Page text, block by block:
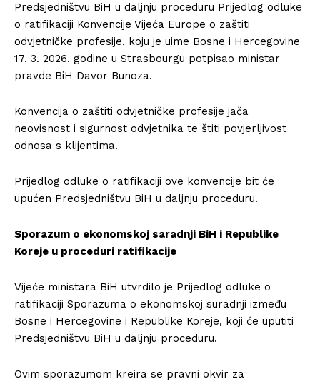
Predsjedništvu BiH u daljnju proceduru Prijedlog odluke
o ratifikaciji Konvencije Vijeća Europe o zaštiti
odvjetničke profesije, koju je uime Bosne i Hercegovine
17. 3. 2026. godine u Strasbourgu potpisao ministar
pravde BiH Davor Bunoza.
Konvencija o zaštiti odvjetničke profesije jača
neovisnost i sigurnost odvjetnika te štiti povjerljivost
odnosa s klijentima.
Prijedlog odluke o ratifikaciji ove konvencije bit će
upućen Predsjedništvu BiH u daljnju proceduru.
Sporazum o ekonomskoj saradnji BiH i Republike
Koreje u proceduri ratifikacije
Vijeće ministara BiH utvrdilo je Prijedlog odluke o
ratifikaciji Sporazuma o ekonomskoj suradnji između
Bosne i Hercegovine i Republike Koreje, koji će uputiti
Predsjedništvu BiH u daljnju proceduru.
Ovim sporazumom kreira se pravni okvir za